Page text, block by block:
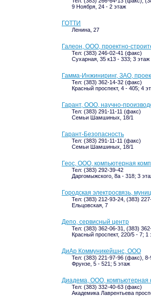
9 Ноября, 24 - 2 этаж
ГОТТИ
Ленина, 27
Галеон, ООО, проектно-
Тел: (383) 246-02-41 (факс)
Сухарная, 35 к13 - 333; 3 этаж
Гамма-Инжиниринг, ЗАО,
Тел: (383) 362-14-32 (факс)
Красный проспект, 4 - 405; 4
Гарант, ООО, научно-
Тел: (383) 291-11-11 (факс)
Семьи Шамшиных, 18/1
Гарант-Безопасность
Тел: (383) 291-11-11 (факс)
Семьи Шамшиных, 18/1
Геос, ООО, компьютерная
Тел: (383) 292-39-42
Даргомыжского, 8а - 318; 3
Городская электросвязь,
Тел: (383) 212-93-24, (383)
Ельцовская, 7
Депо, сервисный центр
Тел: (383) 362-06-31, (383)
Красный проспект, 220/5 - 7; 1
ДиАр Коммуникейшнс, ООО
Тел: (383) 221-97-96 (факс),
Фрунзе, 5 - 521; 5 этаж
Диадема, ООО, компьютерная
Тел: (383) 332-40-63 (факс)
Академика Лаврентьева